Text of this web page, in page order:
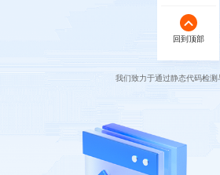
我们致力于通过静态代码检
回到顶部